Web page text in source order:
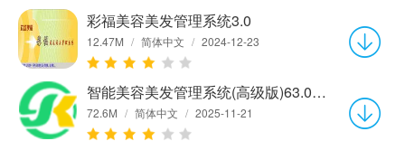
彩福美容美发管理系统3.0
12.47M / 简体中文 / 2024-12-23
智能美容美发管理系统(高级版)63.00 高级版
72.6M / 简体中文 / 2025-11-21